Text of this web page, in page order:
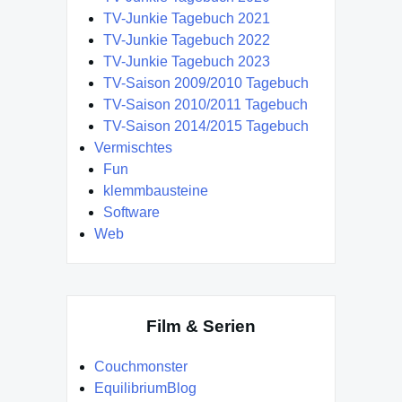
TV-Junkie Tagebuch 2021
TV-Junkie Tagebuch 2022
TV-Junkie Tagebuch 2023
TV-Saison 2009/2010 Tagebuch
TV-Saison 2010/2011 Tagebuch
TV-Saison 2014/2015 Tagebuch
Vermischtes
Fun
klemmbausteine
Software
Web
Film & Serien
Couchmonster
EquilibriumBlog